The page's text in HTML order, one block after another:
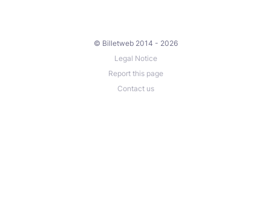
© Billetweb 2014 - 2026
Legal Notice
Report this page
Contact us